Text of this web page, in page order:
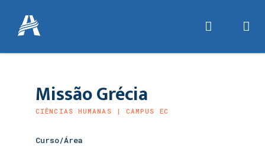
Missão Grécia
CIÊNCIAS HUMANAS | CAMPUS EC
Curso/Área